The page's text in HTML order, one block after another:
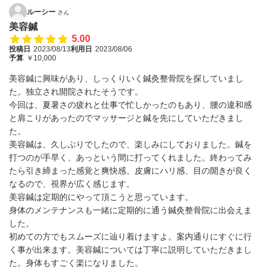
ルーシー さん
美容鍼
5.00
投稿日 2023/08/13利用日 2023/08/06
予算 ￥10,000
美容鍼に興味があり、しっくりいく鍼灸整骨院を探していまし
た。独立され開院されたそうです。
今回は、夏暑さの疲れと仕事で忙しかったのもあり、腰の違和感
と肩こりがあったのでマッサージと鍼を先にしていただきまし
た。
美容鍼は、久しぶりでしたので、楽しみにしておりました。鍼を
打つのが手早く、あっという間に打ってくれました。終わってみ
たら引き締まった感覚と爽快感、皮膚にハリ感、目の開きが良く
なるので、視界が広く感じます。
美容鍼は定期的にやって頂こうと思っています。
身体のメンテナンスも一緒に定期的に通う鍼灸整骨院に出会えま
した。
初めての方でもスムーズに辿り着けますよ。案内通りにすぐに行
く事が出来ます。美容鍼については丁寧に説明していただきまし
た。身体もすごく楽になりました。